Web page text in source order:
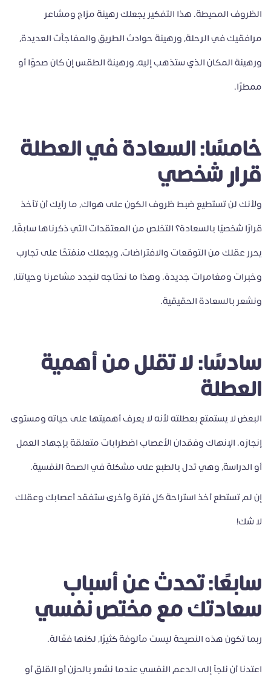
الظروف المحيطة. هذا التفكير يجعلك رهينة مزاج ومشاعر
مرافقيك في الرحلة، ورهينة حوادث الطريق والمفاجآت العديدة،
ورهينة المكان الذي ستذهب إليه، ورهينة الطقس إن كان صحوًا أو
ممطرًا.
خامسًا: السعادة في العطلة
قرار شخصي
ولأنك لن تستطيع ضبط ظروف الكون على هواك، ما رأيك أن تأخذ
قرارًا شخصيًا بالسعادة؟ التخلص من المعتقدات التي ذكرناها سابقًا،
يحرر عقلك من التوقعات والافتراضات، ويجعلك منفتحًا على تجارب
وخبرات ومغامرات جديدة. وهذا ما نحتاجه لنجدد مشاعرنا وحياتنا،
ونشعر بالسعادة الحقيقية.
سادسًا: لا تقلل من أهمية
العطلة
البعض لا يستمتع بعطلته لأنه لا يعرف أهميتها على حياته ومستوى
إنجازه. الإنهاك وفقدان الأعصاب اضطرابات متعلقة بإجهاد العمل
أو الدراسة، وهي تدل بالطبع على مشكلة في الصحة النفسية.
إن لم تستطع أخذ استراحة كل فترة وأخرى ستفقد أعصابك وعقلك
لا شك!
سابعًا: تحدث عن أسباب
سعادتك مع مختص نفسي
ربما تكون هذه النصيحة ليست مألوفة كثيرًا، لكنها فعّالة.
اعتدنا أن نلجأ إلى الدعم النفسي عندما نشعر بالحزن أو القلق أو